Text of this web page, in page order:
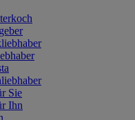
Sie
Ihn